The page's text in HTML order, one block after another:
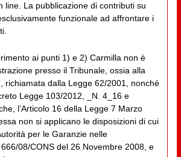
line. La pubblicazione di contributi su
funzionale ad affrontare i
ai punti 1) e 2) Carmilla non è
presso il Tribunale, ossia alla
richiamata dalla Legge 62/2001, nonché
Legge 103/2012, _N. 4_16 e
l’Articolo 16 della Legge 7 Marzo
non si applicano le disposizioni di cui
per le Garanzie nelle
08/CONS del 26 Novembre 2008, e